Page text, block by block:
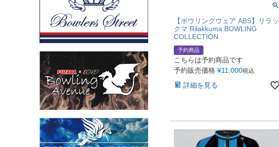
【ボウリングウェア ABS】リラッ
クマ Rilakkuma BOWLING
COLLECTION
予約商品
こちらは予約商品です
予約販売価格 ¥11,000税込
詳細を見る